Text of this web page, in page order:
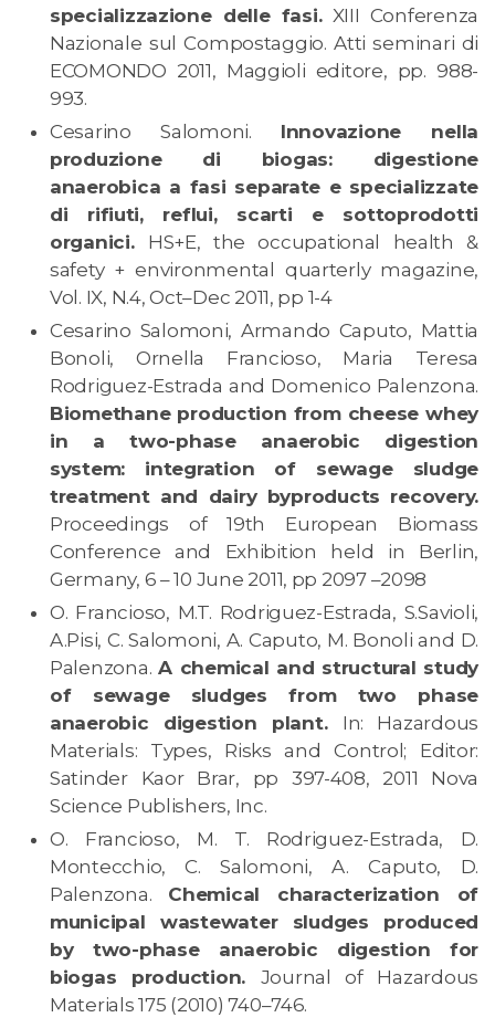
specializzazione delle fasi.XIII Conferenza
Nazionale sul Compostaggio. Atti seminari di
ECOMONDO 2011, Maggioli editore, pp. 988-
993.
Cesarino Salomoni. Innovazione nella
produzione di biogas: digestione
anaerobica a fasi separate e specializzate
di rifiuti, reflui, scarti e sottoprodotti
organici. HS+E, the occupational health &
safety + environmental quarterly magazine,
Vol. IX, N.4, Oct–Dec 2011, pp 1-4
Cesarino Salomoni, Armando Caputo, Mattia
Bonoli, Ornella Francioso, Maria Teresa
Rodriguez-Estrada and Domenico Palenzona.
Biomethane production from cheese whey
in a two-phase anaerobic digestion
system: integration of sewage sludge
treatment and dairy byproducts recovery.
Proceedings of 19th European Biomass
Conference and Exhibition held in Berlin,
Germany, 6 – 10 June 2011, pp 2097 –2098
O. Francioso, M.T. Rodriguez-Estrada, S.Savioli,
A.Pisi, C. Salomoni, A. Caputo, M. Bonoli and D.
Palenzona.A chemical and structural study
of sewage sludges from two phase
anaerobic digestion plant. In: Hazardous
Materials: Types, Risks and Control; Editor:
Satinder Kaor Brar, pp 397-408, 2011 Nova
Science Publishers, Inc.
O. Francioso, M. T. Rodriguez-Estrada, D.
Montecchio, C. Salomoni, A. Caputo, D.
Palenzona. Chemical characterization of
municipal wastewater sludges produced
by two-phase anaerobic digestion for
biogas production. Journal of Hazardous
Materials 175 (2010) 740–746.